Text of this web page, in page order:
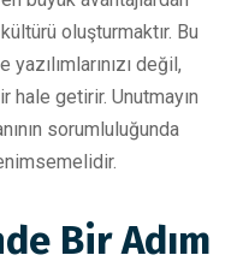
oluşturmaktır. Bu
değil,
getirir. Unutmayın
sorumluluğunda
Bir Adım